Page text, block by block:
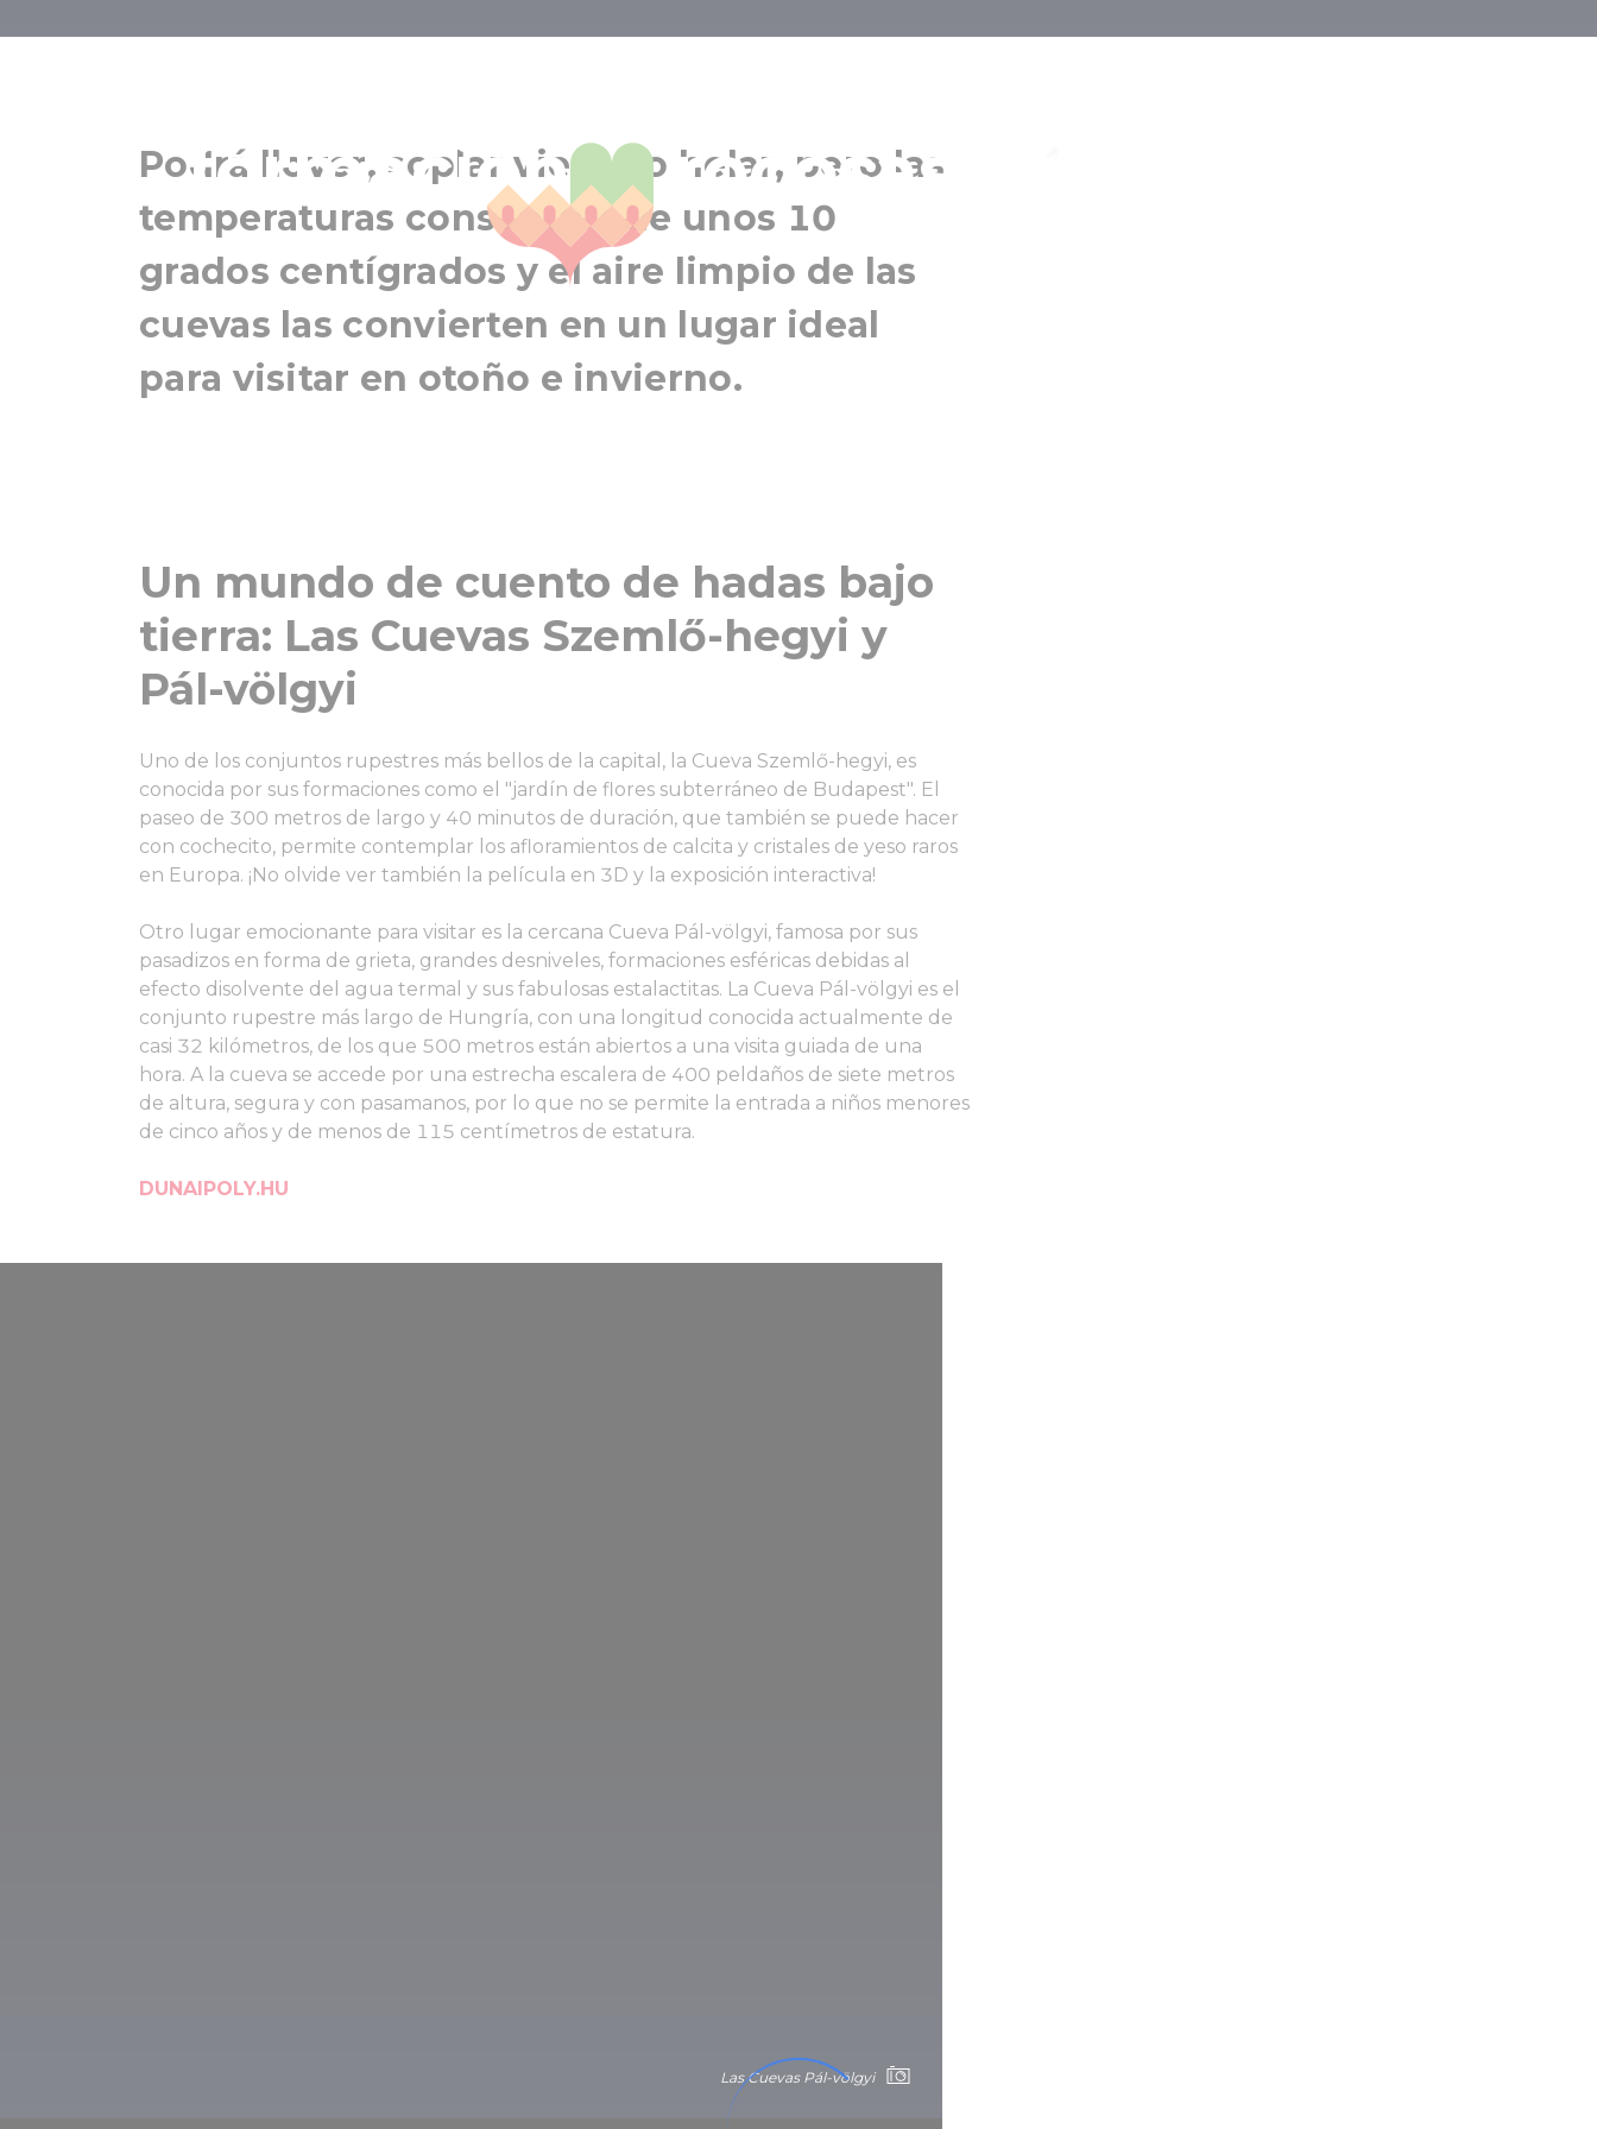
formaciones rocosas
Podrá llover, soplar viento o helar, pero las
temperaturas constantes de unos 10
grados centígrados y el aire limpio de las
cuevas las convierten en un lugar ideal
para visitar en otoño e invierno.
Un mundo de cuento de hadas bajo
tierra: Las Cuevas Szemlő-hegyi y
Pál-völgyi
Uno de los conjuntos rupestres más bellos de la capital, la Cueva Szemlő-hegyi, es
conocida por sus formaciones como el "jardín de flores subterráneo de Budapest". El
paseo de 300 metros de largo y 40 minutos de duración, que también se puede hacer
con cochecito, permite contemplar los afloramientos de calcita y cristales de yeso raros
en Europa. ¡No olvide ver también la película en 3D y la exposición interactiva!
Otro lugar emocionante para visitar es la cercana Cueva Pál-völgyi, famosa por sus
pasadizos en forma de grieta, grandes desniveles, formaciones esféricas debidas al
efecto disolvente del agua termal y sus fabulosas estalactitas. La Cueva Pál-völgyi es el
conjunto rupestre más largo de Hungría, con una longitud conocida actualmente de
casi 32 kilómetros, de los que 500 metros están abiertos a una visita guiada de una
hora. A la cueva se accede por una estrecha escalera de 400 peldaños de siete metros
de altura, segura y con pasamanos, por lo que no se permite la entrada a niños menores
de cinco años y de menos de 115 centímetros de estatura.
DUNAIPOLY.HU
Las Cuevas Pál-völgyi